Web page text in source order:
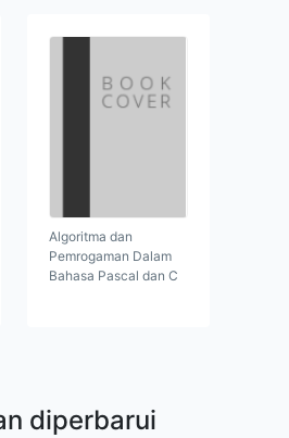
Algoritma dan
Pemrogaman Dalam
Bahasa Pascal dan C
diperbarui